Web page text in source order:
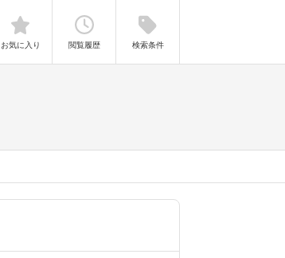
お気に入り 閲覧履歴 検索条件